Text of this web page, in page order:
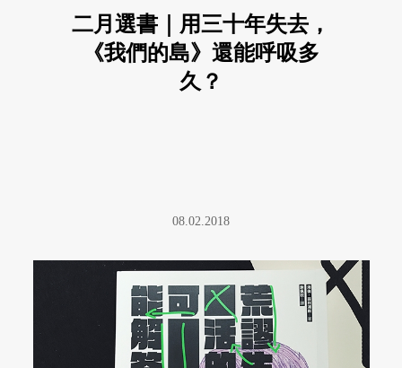
二月選書｜用三十年失去，
《我們的島》還能呼吸多
久？
08.02.2018